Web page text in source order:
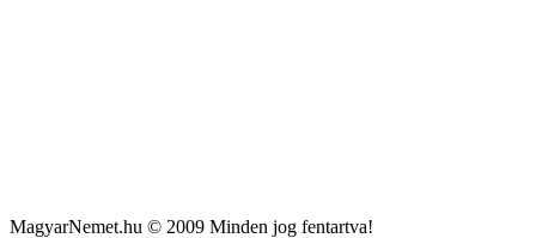
MagyarNemet.hu © 2009 Minden jog fentartva!